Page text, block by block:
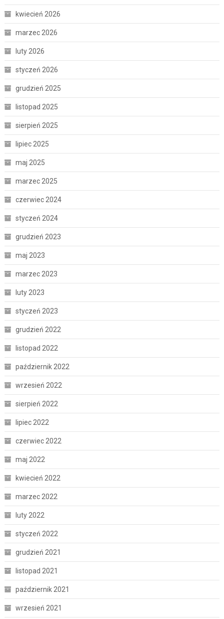
kwiecień 2026
marzec 2026
luty 2026
styczeń 2026
grudzień 2025
listopad 2025
sierpień 2025
lipiec 2025
maj 2025
marzec 2025
czerwiec 2024
styczeń 2024
grudzień 2023
maj 2023
marzec 2023
luty 2023
styczeń 2023
grudzień 2022
listopad 2022
październik 2022
wrzesień 2022
sierpień 2022
lipiec 2022
czerwiec 2022
maj 2022
kwiecień 2022
marzec 2022
luty 2022
styczeń 2022
grudzień 2021
listopad 2021
październik 2021
wrzesień 2021